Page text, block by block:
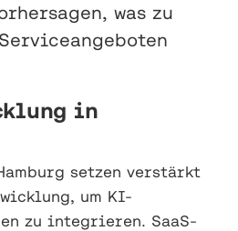
was zu
in
setzen verstärkt
um KI-
zu integrieren. SaaS-